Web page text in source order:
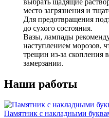
выбрать щадящие
место загрязнения и
Для предотвращения
до сухого состояния.
Вазы, лампады
наступлением морозов,
трещин из-за скопления
замерзании.
Наши работы
Памятник с накладными